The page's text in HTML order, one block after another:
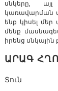
սնկերը,
կառավարման
ենք կիսել
մենք
իրենց սնկային
ԱՐԱԳ
Տուն